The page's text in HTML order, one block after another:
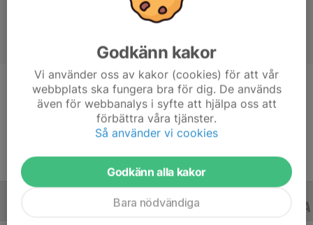
Position
-
12 år
ALLA ÅR
Godkänn kakor
Vi använder oss av kakor (cookies) för att vår
webbplats ska fungera bra för dig. De används
även för webbanalys i syfte att hjälpa oss att
förbättra våra tjänster.
Så använder vi cookies
Godkänn alla kakor
Bara nödvändiga